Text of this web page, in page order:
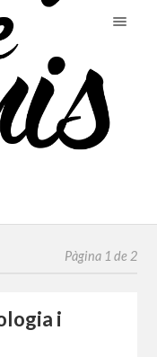
Pàgina 1 de 2
i